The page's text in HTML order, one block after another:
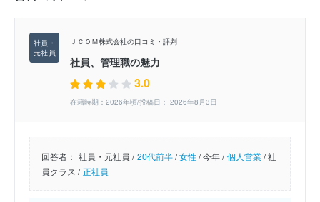
ＪＣＯＭ株式会社の口コミ・評判
社員、管理職の魅力
3.0
在籍時期：2026年頃/投稿日： 2026年8月3日
回答者： 社員・元社員 / 20代前半/女性/今年 / 個人営業/社
員クラス / 正社員